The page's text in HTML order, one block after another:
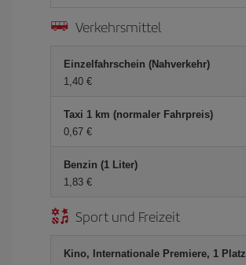
Verkehrsmittel
Einzelfahrschein (Nahverkehr)
1,40 €
Taxi 1 km (normaler Fahrpreis)
0,67 €
Benzin (1 Liter)
1,83 €
Sport und Freizeit
Kino, Internationale Premiere, 1 Platz